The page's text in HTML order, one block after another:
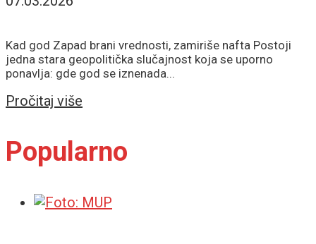
Kad god Zapad brani vrednosti, zamiriše nafta Postoji
jedna stara geopolitička slučajnost koja se uporno
ponavlja: gde god se iznenada...
Pročitaj više
Popularno